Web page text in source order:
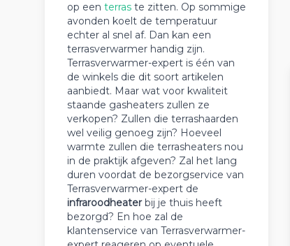
op een terras te zitten. Op sommige
avonden koelt de temperatuur
echter al snel af. Dan kan een
terrasverwarmer handig zijn.
Terrasverwarmer-expert is één van
de winkels die dit soort artikelen
aanbiedt. Maar wat voor kwaliteit
staande gasheaters zullen ze
verkopen? Zullen die terrashaarden
wel veilig genoeg zijn? Hoeveel
warmte zullen die terrasheaters nou
in de praktijk afgeven? Zal het lang
duren voordat de bezorgservice van
Terrasverwarmer-expert de
infraroodheaterbij je thuis heeft
bezorgd? En hoe zal de
klantenservice van Terrasverwarmer-